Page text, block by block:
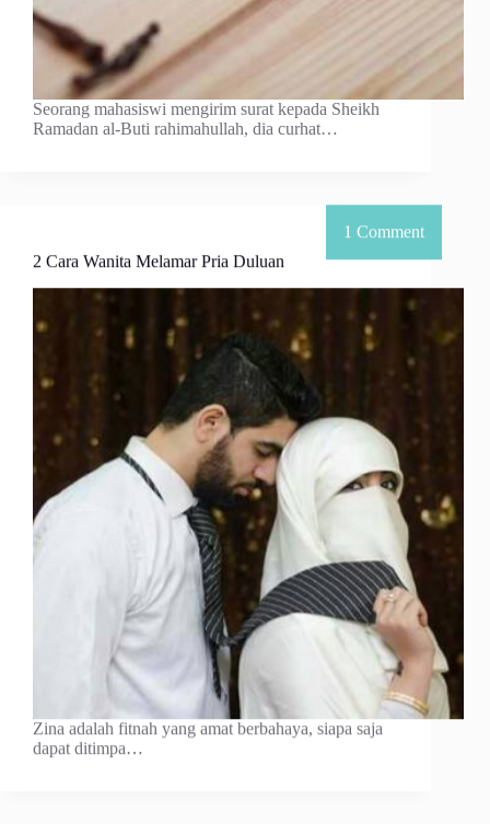
Seorang mahasiswi mengirim surat kepada Sheikh
Ramadan al-Buti rahimahullah, dia curhat…
2 Cara Wanita Melamar Pria Duluan
Zina adalah fitnah yang amat berbahaya, siapa saja
dapat ditimpa…